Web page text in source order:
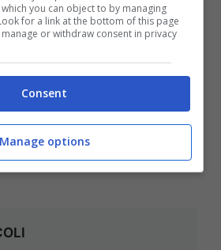
you can object to by managing
for a link at the bottom of this page
or withdraw consent in privacy
Consent
Manage options